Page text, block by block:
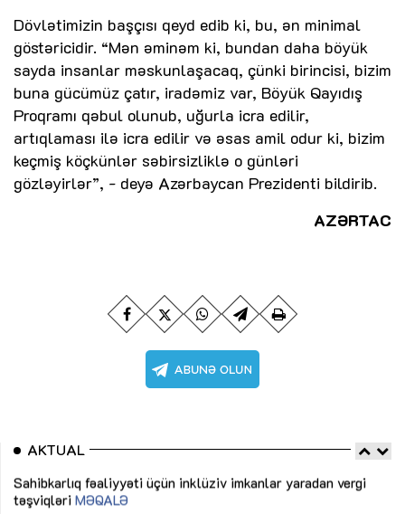
Dövlətimizin başçısı qeyd edib ki, bu, ən minimal
göstəricidir. “Mən əminəm ki, bundan daha böyük
sayda insanlar məskunlaşacaq, çünki birincisi, bizim
buna gücümüz çatır, iradəmiz var, Böyük Qayıdış
Proqramı qəbul olunub, uğurla icra edilir,
artıqlaması ilə icra edilir və əsas amil odur ki, bizim
keçmiş köçkünlər səbirsizliklə o günləri
gözləyirlər”, - deyə Azərbaycan Prezidenti bildirib.
AZƏRTAC
AKTUAL
Sahibkarlıq fəaliyyəti üçün inklüziv imkanlar yaradan vergi
təşviqləri MƏQALƏ